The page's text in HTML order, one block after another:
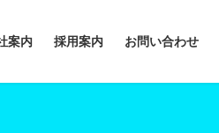
案内 採用案内 お問い合わせ